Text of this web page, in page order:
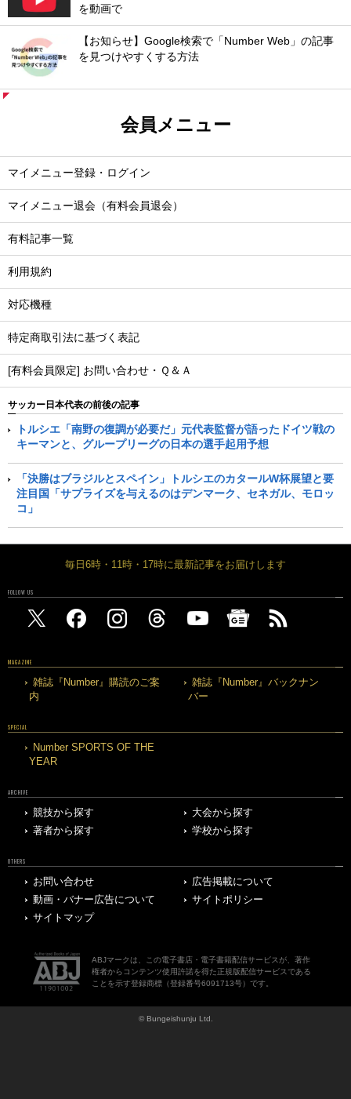
を動画で
【お知らせ】Google検索で「Number Web」の記事
を見つけやすくする方法
会員メニュー
マイメニュー登録・ログイン
マイメニュー退会（有料会員退会）
有料記事一覧
利用規約
対応機種
特定商取引法に基づく表記
[有料会員限定] お問い合わせ・Ｑ＆Ａ
サッカー日本代表の前後の記事
トルシエ「南野の復調が必要だ」元代表監督が語ったドイツ戦の
キーマンと、グループリーグの日本の選手起用予想
「決勝はブラジルとスペイン」トルシエのカタールW杯展望と要
注目国「サプライズを与えるのはデンマーク、セネガル、モロッ
コ」
毎日6時・11時・17時に最新記事をお届けします
FOLLOW US
MAGAZINE
雑誌『Number』購読のご案
内
雑誌『Number』バックナン
バー
SPECIAL
Number SPORTS OF THE
YEAR
ARCHIVE
競技から探す
大会から探す
著者から探す
学校から探す
OTHERS
お問い合わせ
広告掲載について
動画・バナー広告について
サイトポリシー
サイトマップ
ABJマークは、この電子書店・電子書籍配信サービスが、著作
権者からコンテンツ使用許諾を得た正規版配信サービスである
ことを示す登録商標（登録番号6091713号）です。
© Bungeishunju Ltd.